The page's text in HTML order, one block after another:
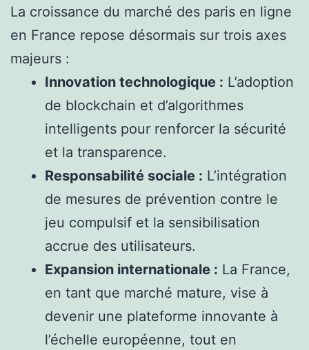
La croissance du marché des paris en ligne
en France repose désormais sur trois axes
majeurs :
Innovation technologique : L’adoption
de blockchain et d’algorithmes
intelligents pour renforcer la sécurité
et la transparence.
Responsabilité sociale : L’intégration
de mesures de prévention contre le
jeu compulsif et la sensibilisation
accrue des utilisateurs.
Expansion internationale : La France,
en tant que marché mature, vise à
devenir une plateforme innovante à
l’échelle européenne, tout en